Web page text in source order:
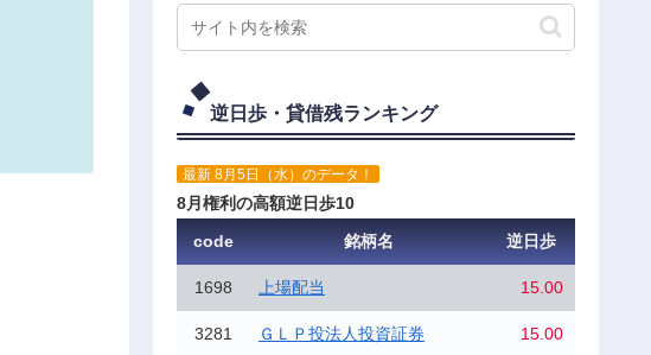
逆日歩・貸借残ランキング
最新 8月5日（水）のデータ！
8月権利の高額逆日歩10
code
銘柄名 逆日歩
1698 上場配当 15.00
3281 ＧＬＰ投法人投資証券 15.00